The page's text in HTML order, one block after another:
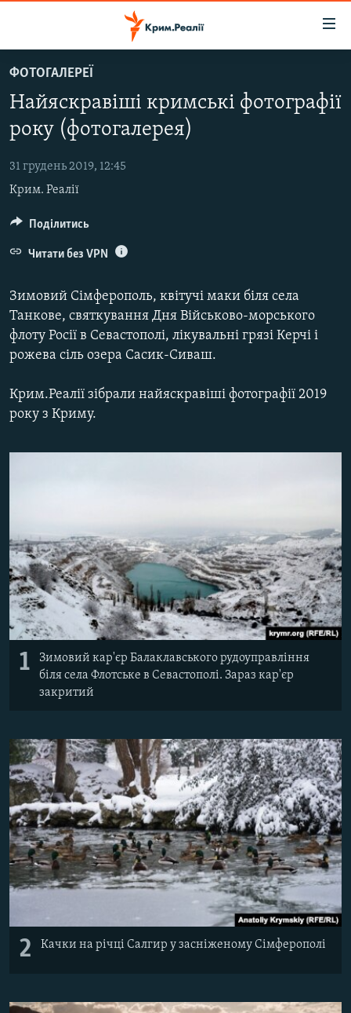
до
основного
матеріалу
Перейти
до
навігації
Перейти
пошуку
ВОДА.КРИМ
ВІДЕО ТА ФОТО
ПОЛІТИКА
БЛОГИ
ПОГЛЯД
ІНТЕРВ'Ю
СПЕЦПРОЕКТИ
ДЕПОРТАЦІЯ
ВІДЕОУРОКИ «ELIFBE»
СВІДЧЕННЯ ОКУПАЦІЇ
УКРАЇНСЬКА ПРОБЛЕМА КРИМУ
ІНФОГРАФІКА
ЯК ОБІЙТИ БЛОКУВАННЯ
Qırımtatar
ДОЛУЧАЙСЯ!
ФОТОГАЛЕРЕЇ
Найяскравіші кримські фотографії
року (фотогалерея)
31 грудень 2019, 12:45
Крим. Реалії
Зимовий Сімферополь, квітучі маки біля села
Танкове, святкування Дня Військово-морського
флоту Росії в Севастополі, лікувальні грязі Керчі і
рожева сіль озера Сасик-Сиваш.
Крим.Реалії зібрали найяскравіші фотографії 2019
року з Криму.
1
Зимовий кар'єр Балаклавського рудоуправління
біля села Флотське в Севастополі. Зараз кар'єр
закритий
2 Качки на річці Салгир у засніженому Сімферополі
Поділитись
Читати без VPN